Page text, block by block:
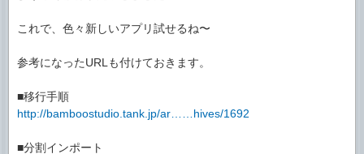
これで、色々新しいアプリ試せるね〜
参考になったURLも付けておきます。
■移行手順
http://bamboostudio.tank.jp/ar……hives/1692
■分割インポート